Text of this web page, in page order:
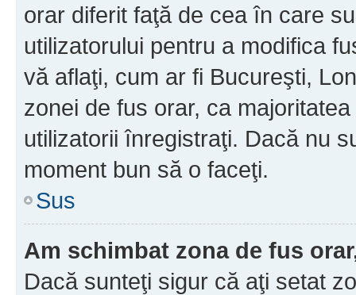
orar diferit faţă de cea în care
utilizatorului pentru a modifica
vă aflaţi, cum ar fi Bucureşti,
zonei de fus orar, ca
utilizatorii înregistraţi. Dacă nu
moment bun să o faceţi.
Sus
Am schimbat zona de fus
Dacă sunteţi sigur că aţi setat